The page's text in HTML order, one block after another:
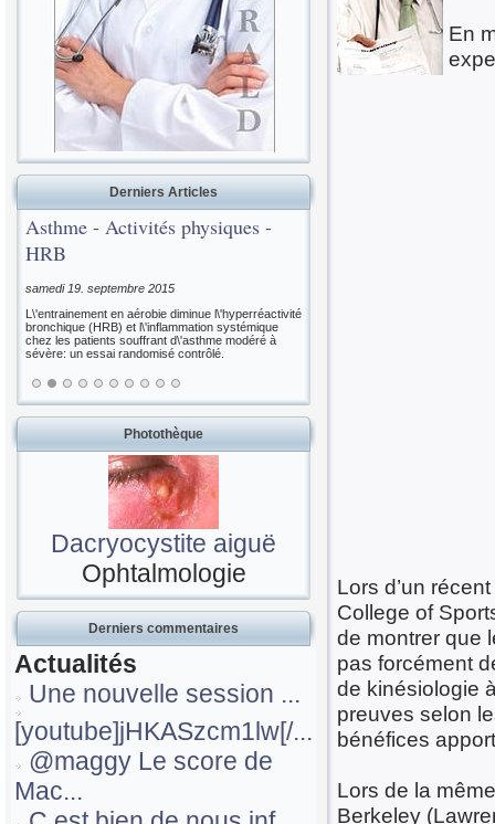
Derniers Articles
Asthme - Activités physiques -
HRB
samedi 19. septembre 2015
L\'entrainement en aérobie diminue l\'hyperréactivité
bronchique (HRB) et l\'inflammation systémique
chez les patients souffrant d\'asthme modéré à
sévère: un essai randomisé contrôlé.
Photothèque
Dacryocystite aiguë
Ophtalmologie
Derniers commentaires
Actualités
Une nouvelle session ...
[youtube]jHKASzcm1lw[/...
@maggy Le score de
Mac...
En
Lors d’un
College of
de montrer que
pas forcément
de kinésiologie
preuves selon
bénéfices
Lors de la
Berkeley